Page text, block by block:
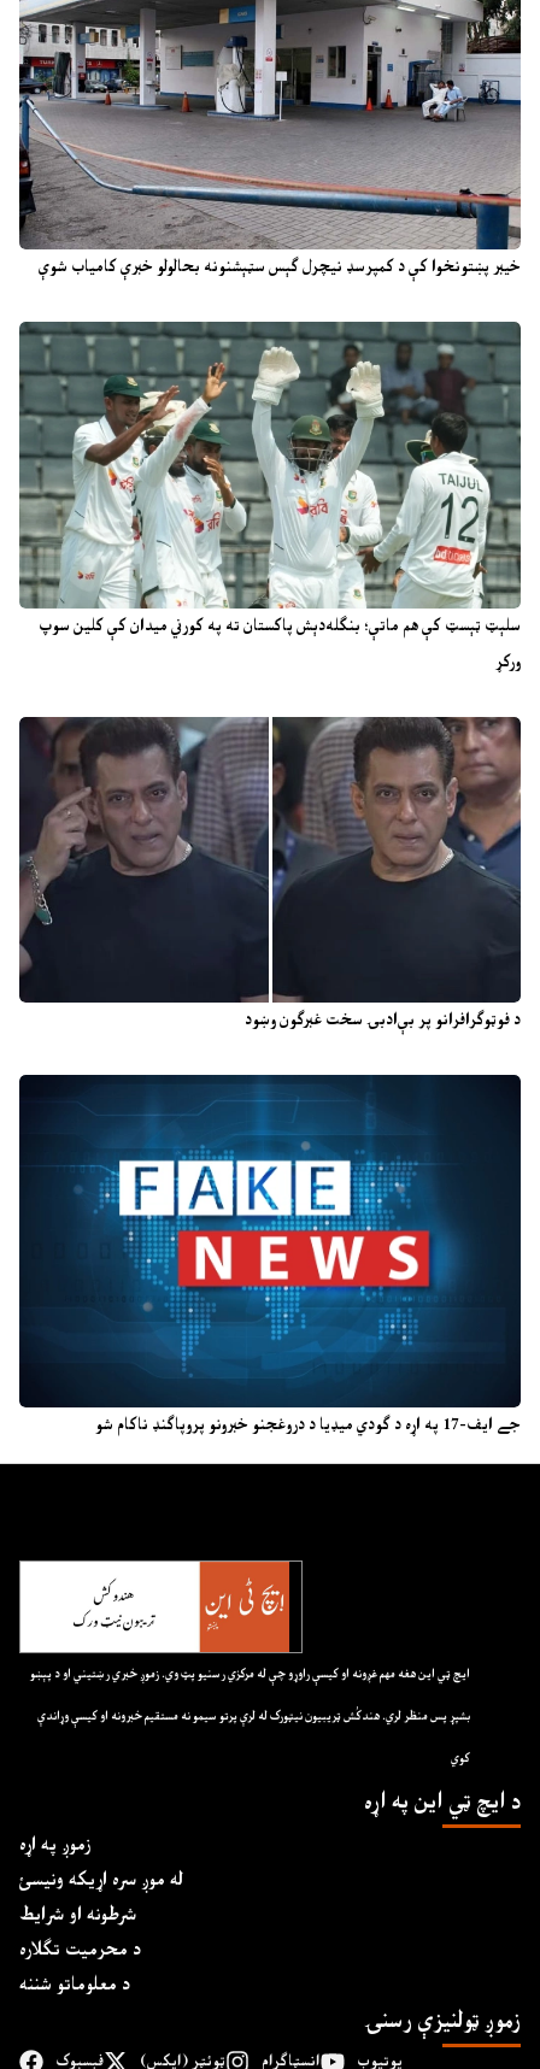
خیبر پښتونخوا کې د کمپرسډ نیچرل ګېس سټېشنونه بحالولو خبرې کامیاب شوې
سلېټ ټېسټ کې هم ماتې؛ بنګله‌دېش پاکستان ته په کورني میدان کې کلین سوپ
ورکړ
د فوټوګرافرانو پر بې‌ادبۍ سخت غبرګون وښود
جے ایف-17 په اړه د ګودي میډیا د دروغجنو خبرونو پروپاګنډ ناکام شو
ايچ ټي اين هغه مهم غږونه او کيسې راوړو چې له مرکزي رسنيو پټ وي. زموږ خبري رښتيني او د پېښو
بشپړ پس منظر لري. هندکُش ټريبيون نيټورک له لرې پرتو سيمو نه مستقيم خبرونه او کيسې وړاندې
کوي
د ايچ ټي اين په اړه
زموږ په اړه
له موږ سره اړیکه ونیسئ
شرطونه او شرایط
د محرمیت تګلاره
د معلوماتو شننه
زموږ ټولنیزې رسنۍ
فېسبوک ټوئټر (ایکس) انسټاګرام یوتیوب